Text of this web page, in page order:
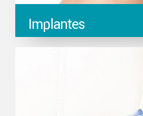
Implantes